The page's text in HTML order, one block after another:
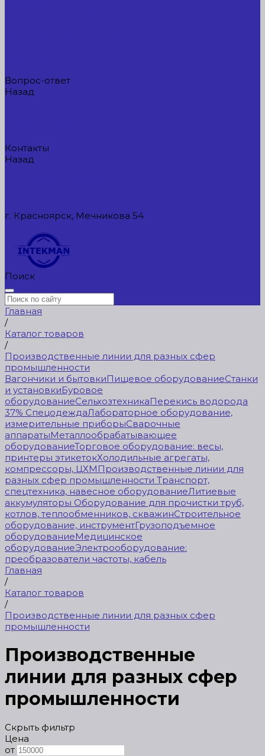
Вопрос-ответ
Назад
Контакты
Назад
г. Красноярск, Мечникова 54
Поиск
Главная
/
Каталог товаров
/
Производственные линии для разных сфер
промышленности
Вагончики и бытовкиПищевое оборудованиеСтанки
и установкиБуровое
оборудованиеСельхозтехникаПерекись водорода
37% СпецодеждаЛабораторное оборудование,
измерительные приборыСварочные
аппаратыМеталлообрабатывающее
оборудованиеТорговое оборудование: весы,
принтеры этикетокХолодильные агрегаты,
компрессоры, ЦХМ Производственные линии для
разных сфер промышленности Транспорт,
спецтехника, навесное оборудованиеЛитиевые
аккумуляторы Оборудование для прочистки труб,
котлов, теплообменников, скважинСтроительное
оборудование, инструментГрузоподъемное
оборудованиеМедицинское
оборудованиеЭлектрооборудование:
преобразователи частоты, кабель
Главная
/
Каталог товаров
/
Производственные линии для разных сфер
промышленности
Производственные
линии для разных сфер
промышленности
Скрыть фильтр
Цена
от